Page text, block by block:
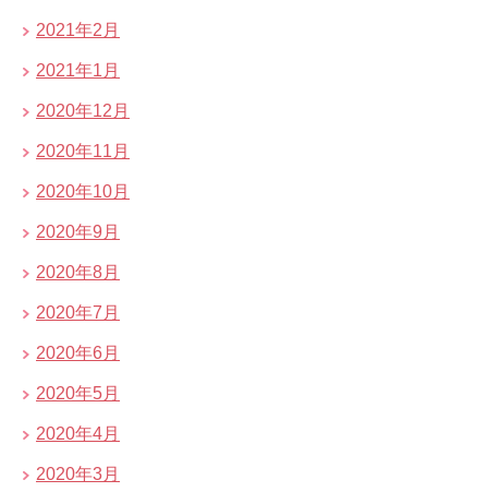
2021年2月
2021年1月
2020年12月
2020年11月
2020年10月
2020年9月
2020年8月
2020年7月
2020年6月
2020年5月
2020年4月
2020年3月